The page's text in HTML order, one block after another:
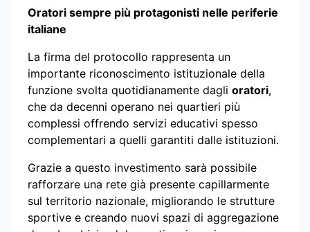
Oratori sempre più protagonisti nelle periferie
italiane
La firma del protocollo rappresenta un
importante riconoscimento istituzionale della
funzione svolta quotidianamente dagli oratori,
che da decenni operano nei quartieri più
complessi offrendo servizi educativi spesso
complementari a quelli garantiti dalle istituzioni.
Grazie a questo investimento sarà possibile
rafforzare una rete già presente capillarmente
sul territorio nazionale, migliorando le strutture
sportive e creando nuovi spazi di aggregazione